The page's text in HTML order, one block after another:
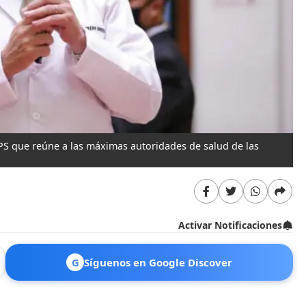
que reúne a las máximas autoridades de salud de las
Activar Notificaciones
G Síguenos en Google Discover